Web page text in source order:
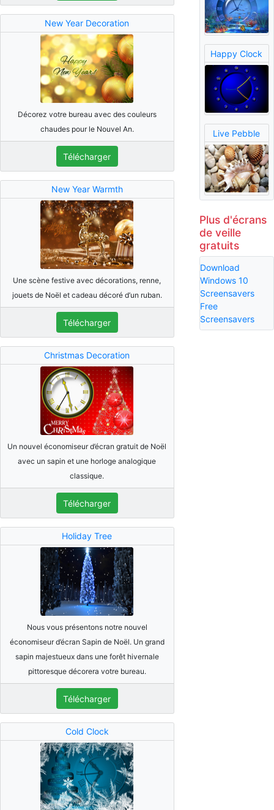
New Year Decoration
Décorez votre bureau avec des couleurs
chaudes pour le Nouvel An.
Télécharger
New Year Warmth
Une scène festive avec décorations, renne,
jouets de Noël et cadeau décoré d’un ruban.
Télécharger
Christmas Decoration
Un nouvel économiseur d’écran gratuit de Noël
avec un sapin et une horloge analogique
classique.
Télécharger
Holiday Tree
Nous vous présentons notre nouvel
économiseur d’écran Sapin de Noël. Un grand
sapin majestueux dans une forêt hivernale
pittoresque décorera votre bureau.
Télécharger
Cold Clock
Happy Clock
Live Pebble
Plus d'écrans
de veille
gratuits
Download
Windows 10
Screensavers
Free
Screensavers